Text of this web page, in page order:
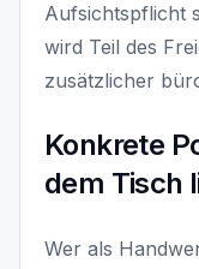
Aufsichtspflicht
wird Teil des
zusätzlicher
Konkrete
dem Tisch
Wer als